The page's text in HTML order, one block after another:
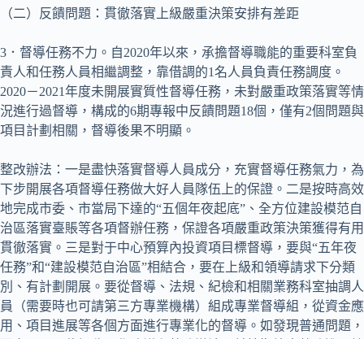
（二）反饋問題：貫徹落實上級嚴重決策安排有差距
3．督導任務不力。自2020年以來，承擔督導職能的重要科室負
責人和任務人員相繼調整，靠借調的1名人員負責任務調度。
2020－2021年度未開展實質性督導任務，未對嚴重政策落實等情
況進行過督導，構成的6期專報中反饋問題18個，僅有2個問題與
項目計劃相關，督導後果不明顯。
整改辦法：一是盡快落實督導人員成分，充實督導任務氣力，為
下步開展各項督導任務做大好人員隊伍上的保證。二是按時高效
地完成市委、市當局下達的“五個年夜起底”、全方位建設模范自
治區落實臺賬等各項督辦任務，保證各項嚴重政策決策獲得有用
貫徹落實。三是對于中心預算內投資項目標督導，要與“五年夜
任務”和“建設模范自治區”相結合，要在上級和領導請求下分類
別、有計劃開展。要從督導、法規、紀檢和相關業務科室抽調人
員（需要時也可請第三方專業機構）組成專業督導組，從資金應
用、項目進展等各個方面進行專業化的督導。如發現普通問題，